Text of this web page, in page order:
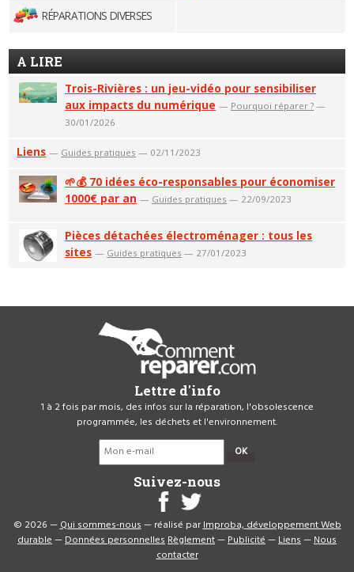
RÉPARATIONS DIVERSES
A LIRE
Trois-Rivières : un jeu-vidéo pour sensibiliser
aux impacts du numérique — Pourquoi réparer ? —
30/01/2026
Liens — Guides pratiques — 02/11/2023
🌱💰 70 idées éco-responsables pour économiser
1000€ par an — Guides pratiques — 22/09/2023
Pièces détachées électroménager : tous les
sites — Guides pratiques — 27/01/2023
Lettre d'info
1 à 2 fois par mois, des infos sur la réparation, l'obsolescence
programmée, les déchets et l'environnement.
OK
Suivez-nous
© 2026 —Qui sommes-nous— réalisé parImproba, développement Web
durable—Données personnellesRèglement—Publicité—Liens—Nous
contacter